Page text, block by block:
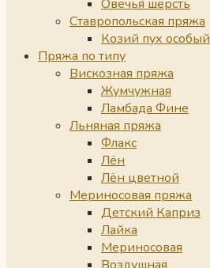
Овечья шерсть
Ставропольская пряжа
Козий пух особый
Пряжа по типу
Вискозная пряжа
Жумчужная
Ламбада Фине
Льняная пряжа
Флакс
Лён
Лён цветной
Мериносовая пряжа
Детский Каприз
Лайка
Мериносовая